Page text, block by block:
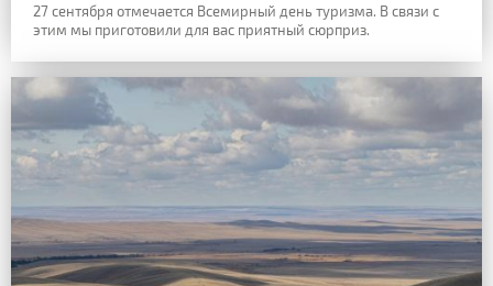
27 сентября отмечается Всемирный день туризма. В связи с
этим мы приготовили для вас приятный сюрприз.